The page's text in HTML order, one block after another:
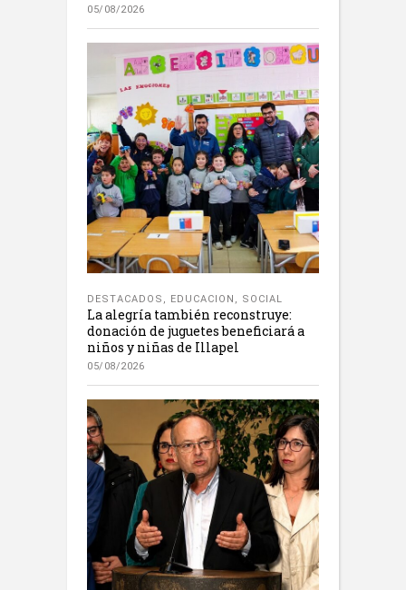
05/08/2026
DESTACADOS , EDUCACION , SOCIAL
La alegría también reconstruye:
donación de juguetes beneficiará a
niños y niñas de Illapel
05/08/2026